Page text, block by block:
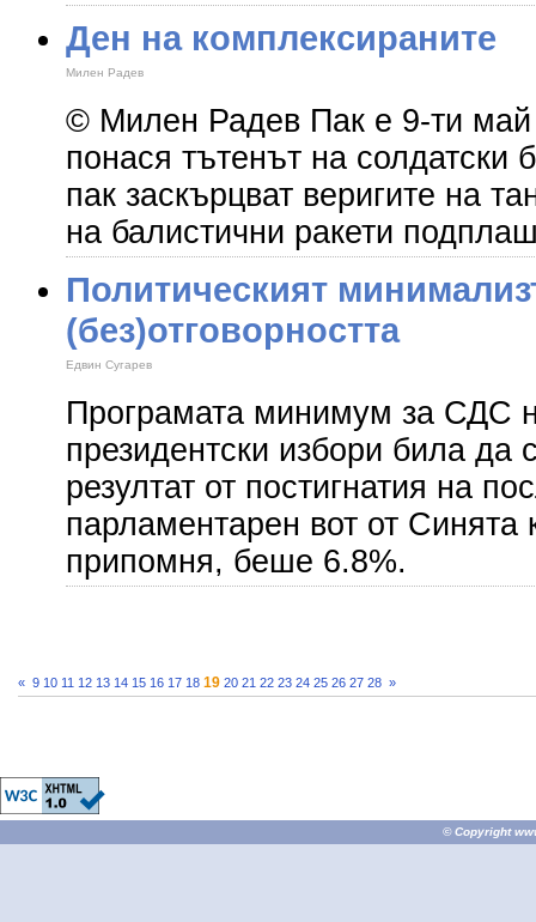
Ден на комплексираните
Милен Радев
© Милен Радев Пак е 9-ти май
понася тътенът на
пак заскърцват веригите на
на балистични ракети
Политическият
(без)отговорността
Едвин Сугарев
Програмата минимум за СДС
президентски избори била да
резултат от постигнатия на
парламентарен вот от Синята
припомня, беше 6.8%.
« 9 10 11 12 13 14 15 16 17 18 19 20 21 22 23 24 25 26 27 28 »
© Copyright